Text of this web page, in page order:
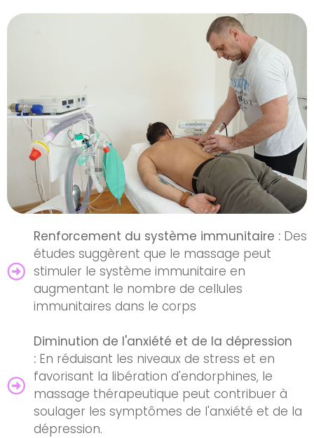
Renforcement du système immunitaire :Des
études suggèrent que le massage peut
stimuler le système immunitaire en
augmentant le nombre de cellules
immunitaires dans le corps
Diminution de l'anxiété et de la dépression
:En réduisant les niveaux de stress et en
favorisant la libération d'endorphines, le
massage thérapeutique peut contribuer à
soulager les symptômes de l'anxiété et de la
dépression.